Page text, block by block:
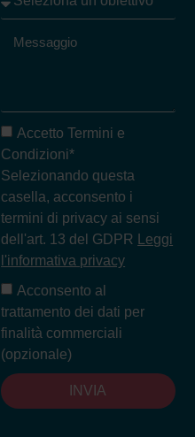
Accetto Termini e
Condizioni*
Selezionando questa
casella, acconsento i
termini di privacy ai sensi
dell'art. 13 del GDPR Leggi
l'informativa privacy
Acconsento al
trattamento dei dati per
finalità commerciali
(opzionale)
INVIA